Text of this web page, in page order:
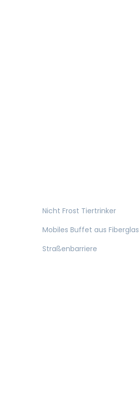
Nicht Frost Tiertrinker
Mobiles Buffet aus Fiberglas
Straßenbarriere